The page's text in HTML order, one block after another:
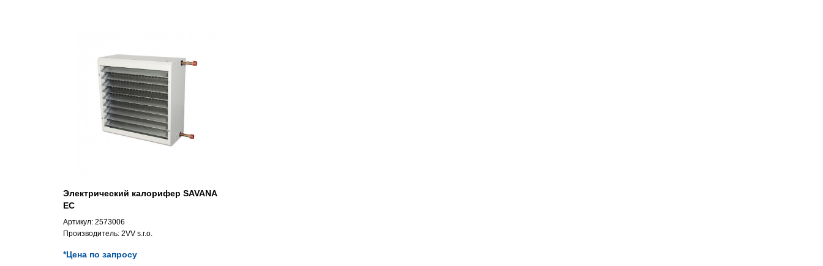
Электрический калорифер SAVANA
EC
Артикул: 2573006
Производитель: 2VV s.r.o.
*Цена по запросу